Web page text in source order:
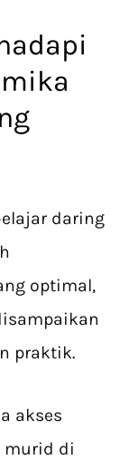
daring
optimal,
praktik.
akses
murid di